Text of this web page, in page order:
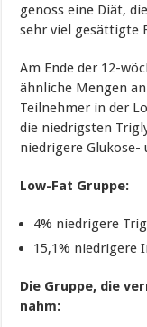
genoss eine Diät,
sehr viel gesättigte
Am Ende der 12-
ähnliche Mengen
Teilnehmer in der
die niedrigsten
niedrigere Glukose-
Low-Fat Gruppe:
4% niedrigere
15,1% niedrigere
Die Gruppe, die
nahm: